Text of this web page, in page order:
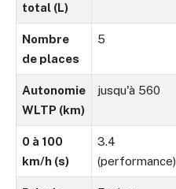
total (L)
Nombre
de places
5
Autonomie
WLTP (km)
jusqu'à 560
0 à 100
km/h (s)
3.4
(performance)